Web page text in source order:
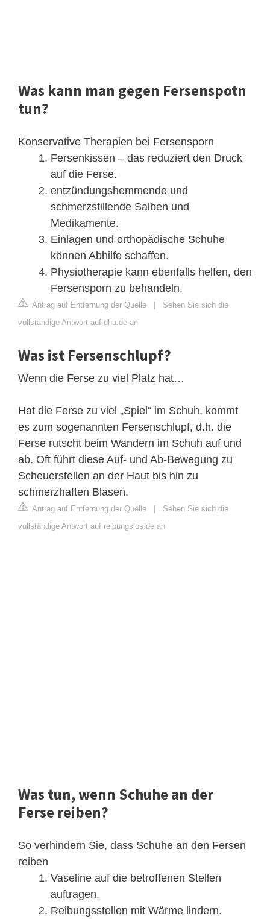
Was kann man gegen Fersenspotn
tun?
Konservative Therapien bei Fersensporn
Fersenkissen – das reduziert den Druck
auf die Ferse.
entzündungshemmende und
schmerzstillende Salben und
Medikamente.
Einlagen und orthopädische Schuhe
können Abhilfe schaffen.
Physiotherapie kann ebenfalls helfen, den
Fersensporn zu behandeln.
Antrag auf Entfernung der Quelle
Sehen Sie sich die
vollständige Antwort auf dhu.de an
Was ist Fersenschlupf?
Wenn die Ferse zu viel Platz hat…
Hat die Ferse zu viel „Spiel“ im Schuh, kommt
es zum sogenannten Fersenschlupf, d.h. die
Ferse rutscht beim Wandern im Schuh auf und
ab. Oft führt diese Auf- und Ab-Bewegung zu
Scheuerstellen an der Haut bis hin zu
schmerzhaften Blasen.
Antrag auf Entfernung der Quelle
Sehen Sie sich die
vollständige Antwort auf reibungslos.de an
Was tun, wenn Schuhe an der
Ferse reiben?
So verhindern Sie, dass Schuhe an den Fersen
reiben
Vaseline auf die betroffenen Stellen
auftragen.
Reibungsstellen mit Wärme lindern.